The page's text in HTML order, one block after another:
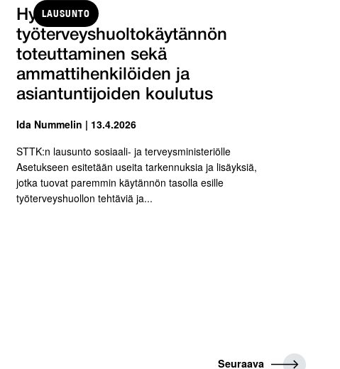
LAUSUNTO
Hyvän
työterveyshuoltokäytännön
toteuttaminen sekä
ammattihenkilöiden ja
asiantuntijoiden koulutus
Ida Nummelin | 13.4.2026
STTK:n lausunto sosiaali- ja terveysministeriölle
Asetukseen esitetään useita tarkennuksia ja lisäyksiä,
jotka tuovat paremmin käytännön tasolla esille
työterveyshuollon tehtäviä ja...
S
Seuraava